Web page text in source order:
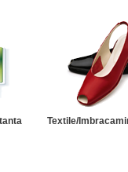
Textile/